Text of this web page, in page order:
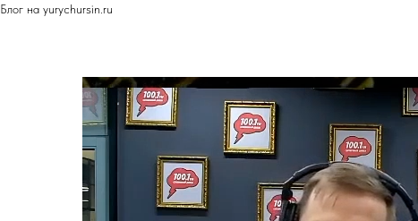
Блог на yurychursin.ru